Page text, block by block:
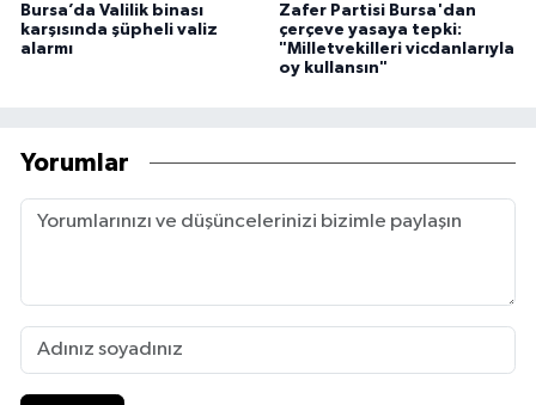
Bursa’da Valilik binası
karşısında şüpheli valiz
alarmı
Zafer Partisi Bursa'dan
çerçeve yasaya tepki:
"Milletvekilleri vicdanlarıyla
oy kullansın"
Yorumlar